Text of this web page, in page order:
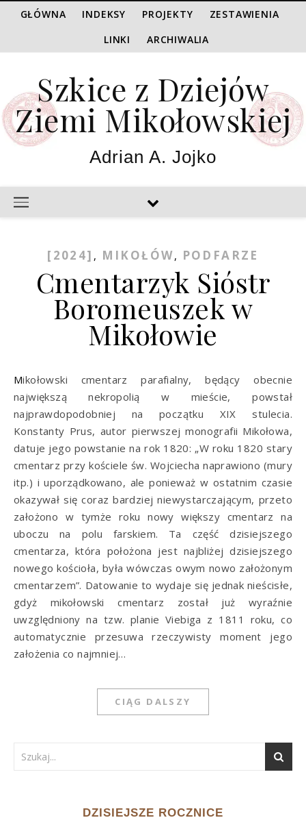
GŁÓWNA INDEKSY PROJEKTY
ZESTAWIENIA
LINKI
ARCHIWALIA
Szkice z Dziejów
Ziemi Mikołowskiej
Adrian A. Jojko
[2024] , MIKOŁÓW, PODFARZE
Cmentarzyk Sióstr
Boromeuszek w
Mikołowie
Mikołowski cmentarz parafialny, będący obecnie
największą nekropolią w mieście, powstał
najprawdopodobniej na początku XIX stulecia.
Konstanty Prus, autor pierwszej monografii Mikołowa,
datuje jego powstanie na rok 1820: „W roku 1820 stary
cmentarz przy kościele św. Wojciecha naprawiono (mury
itp.) i uporządkowano, ale ponieważ w ostatnim czasie
okazywał się coraz bardziej niewystarczającym, przeto
założono w tymże roku nowy większy cmentarz na
uboczu na polu farskiem. Ta część dzisiejszego
cmentarza, która położona jest najbliżej dzisiejszego
nowego kościoła, była wówczas owym nowo założonym
cmentarzem”. Datowanie to wydaje się jednak nieścisłe,
gdyż mikołowski cmentarz został już wyraźnie
uwzględniony na tzw. planie Viebiga z 1811 roku, co
automatycznie przesuwa rzeczywisty moment jego
założenia co najmniej…
CIĄG DALSZY
DZISIEJSZE ROCZNICE